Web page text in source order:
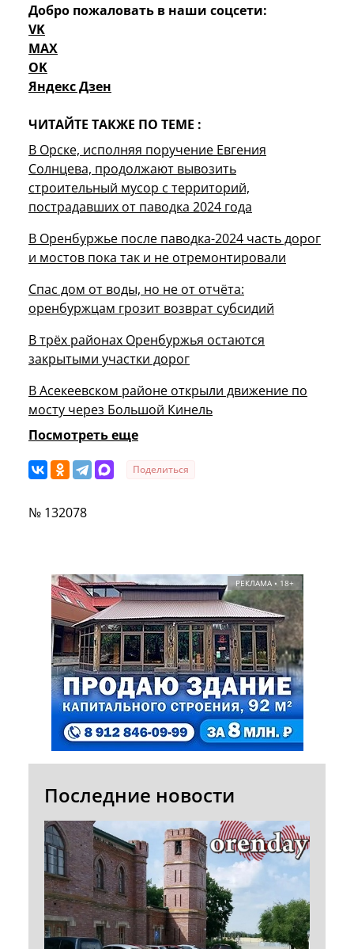
Добро пожаловать в наши соцсети:
VK
MAX
OK
Яндекс Дзен
ЧИТАЙТЕ ТАКЖЕ ПО ТЕМЕ :
В Орске, исполняя поручение Евгения
Солнцева, продолжают вывозить
строительный мусор с территорий,
пострадавших от паводка 2024 года
В Оренбуржье после паводка-2024 часть дорог
и мостов пока так и не отремонтировали
Спас дом от воды, но не от отчёта:
оренбуржцам грозит возврат субсидий
В трёх районах Оренбуржья остаются
закрытыми участки дорог
В Асекеевском районе открыли движение по
мосту через Большой Кинель
Посмотреть еще
Поделиться
№ 132078
РЕКЛАМА • 18+
Последние новости